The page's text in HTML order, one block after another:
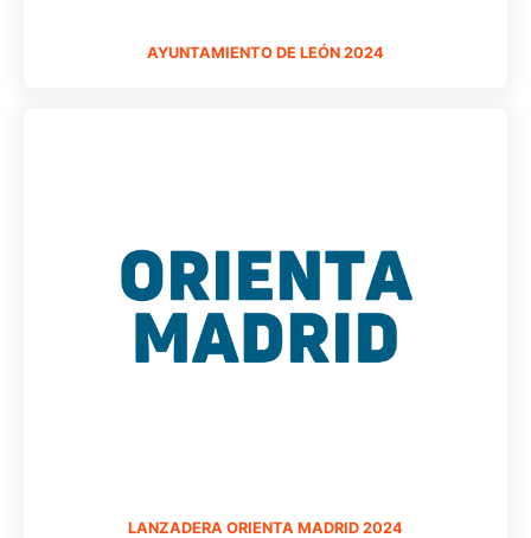
AYUNTAMIENTO DE LEÓN 2024
LANZADERA ORIENTA MADRID 2024